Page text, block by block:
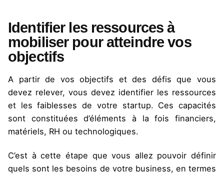
Identifier les ressources à
mobiliser pour atteindre vos
objectifs
A partir de vos objectifs et des défis que vous
devez relever, vous devez identifier les ressources
et les faiblesses de votre startup. Ces capacités
sont constituées d’éléments à la fois financiers,
matériels, RH ou technologiques.
C’est à cette étape que vous allez pouvoir définir
quels sont les besoins de votre business, en termes